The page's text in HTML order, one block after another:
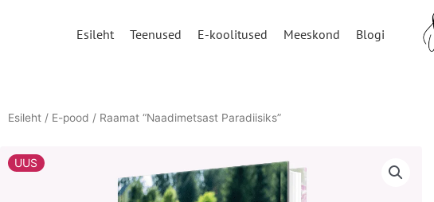
Esileht Teenused E-koolitused Meeskond Blogi
Esileht / E-pood / Raamat “Naadimetsast Paradiisiks”
UUS